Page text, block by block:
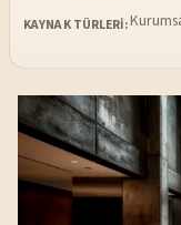
KAYNAK TÜRLERI: